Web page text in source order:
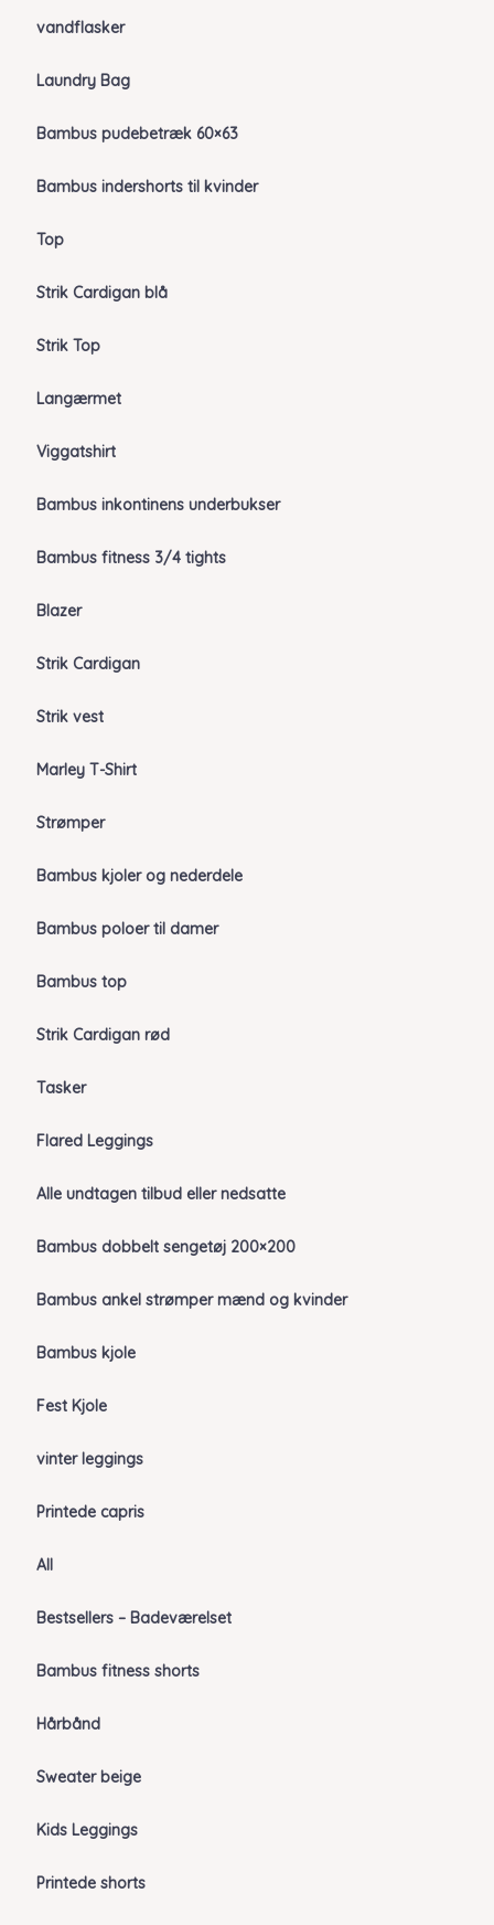
vandflasker
Laundry Bag
Bambus pudebetræk 60×63
Bambus indershorts til kvinder
Top
Strik Cardigan blå
Strik Top
Langærmet
Viggatshirt
Bambus inkontinens underbukser
Bambus fitness 3/4 tights
Blazer
Strik Cardigan
Strik vest
Marley T-Shirt
Strømper
Bambus kjoler og nederdele
Bambus poloer til damer
Bambus top
Strik Cardigan rød
Tasker
Flared Leggings
Alle undtagen tilbud eller nedsatte
Bambus dobbelt sengetøj 200×200
Bambus ankel strømper mænd og kvinder
Bambus kjole
Fest Kjole
vinter leggings
Printede capris
All
Bestsellers – Badeværelset
Bambus fitness shorts
Hårbånd
Sweater beige
Kids Leggings
Printede shorts